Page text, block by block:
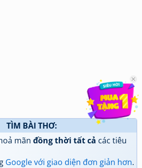
TÌM BÀI THƠ:
mãn đồng thời tất cả các tiêu
Google với giao diện đơn giản hơn.